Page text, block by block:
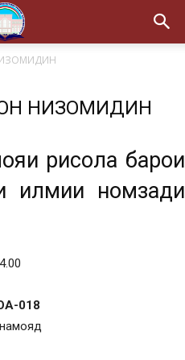
НИЗОМИДИН
рисола барои
илмии номзади
018